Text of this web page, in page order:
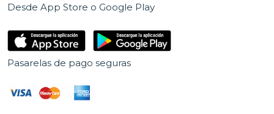
Desde App Store o Google Play
Pasarelas de pago seguras